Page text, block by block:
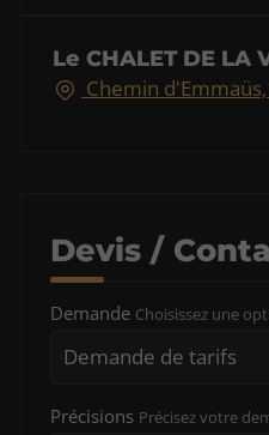
Le CHALET DE LA
Chemin
Devis /
Demande Choisissez une
Précisions Précisez votre